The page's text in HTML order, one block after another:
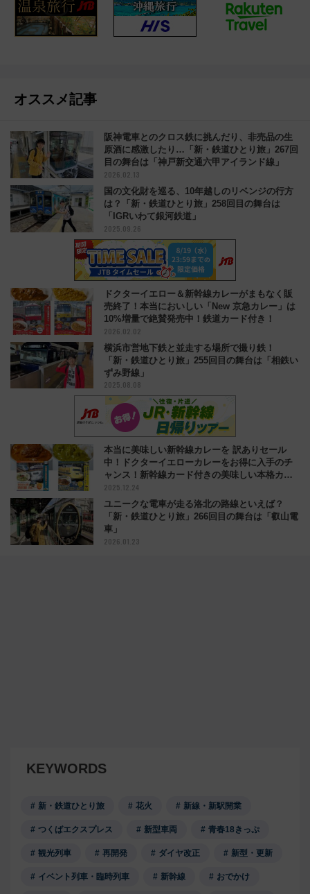
オススメ記事
阪神電車とのクロス鉄に挑んだり、非売品の生
原酒に感激したり…「新・鉄道ひとり旅」267回
目の舞台は「神戸新交通六甲アイランド線」
2026.02.13
国の文化財を巡る、10年越しのリベンジの行方
は？「新・鉄道ひとり旅」258回目の舞台は
「IGRいわて銀河鉄道」
2025.09.26
ドクターイエロー＆新幹線カレーがまもなく販
売終了！本当においしい「New 京急カレー」は
10%増量で絶賛発売中！鉄道カード付き！
2026.02.02
横浜市営地下鉄と並走する場所で撮り鉄！
「新・鉄道ひとり旅」255回目の舞台は「相鉄い
ずみ野線」
2025.08.08
本当に美味しい新幹線カレーを 訳ありセール
中！ドクターイエローカレーをお得に入手のチ
ャンス！新幹線カード付きの美味しい本格カレ
ー
2025.12.24
ユニークな電車が走る洛北の路線といえば？
「新・鉄道ひとり旅」266回目の舞台は「叡山電
車」
2026.01.23
KEYWORDS
新・鉄道ひとり旅 花火 新線・新駅開業
つくばエクスプレス 新型車両 青春18きっぷ
観光列車 再開発 ダイヤ改正 新型・更新
イベント列車・臨時列車 新幹線 おでかけ